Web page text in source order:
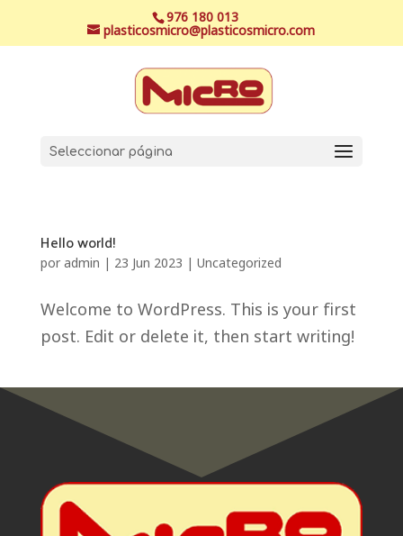
976 180 013
plasticosmicro@plasticosmicro.com
Seleccionar página
Hello world!
por admin | 23 Jun 2023 | Uncategorized
Welcome to WordPress. This is your first
post. Edit or delete it, then start writing!